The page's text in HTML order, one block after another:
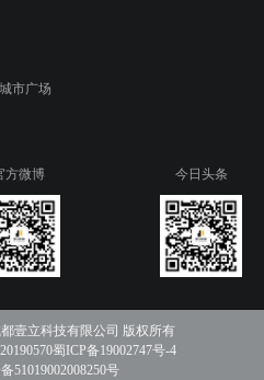
市广场
方微博 今日头条
都壹立科技有限公司 版权所有
蜀ICP备19002747号-4
51019002008250号